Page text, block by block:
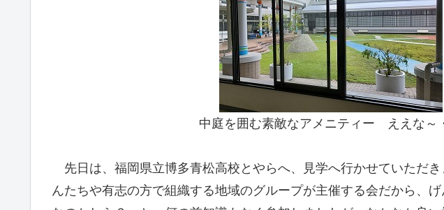
中庭を囲む素敵なアメニティー ええな～
先日は、福岡県立博多青松高校とやらへ、見学へ行かせていただ
んたちや有志の方で組織する地域のグループが主催する会だから、